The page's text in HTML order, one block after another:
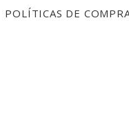
POLÍTICAS DE